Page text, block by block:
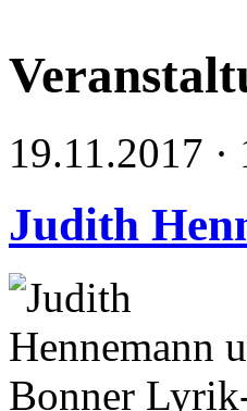
19.11.2017 ·
Judith